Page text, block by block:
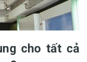
cho tất cả